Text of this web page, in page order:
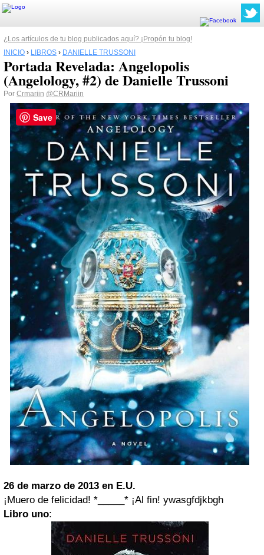
¿Los artículos de tu blog publicados aquí? ¡Propón tu blog!
INICIO › LIBROS › DANIELLE TRUSSONI
Portada Revelada: Angelopolis
(Angelology, #2) de Danielle Trussoni
Por Crmariin @CRMariin
26 de marzo de 2013 en E.U.
¡Muero de felicidad! *_____* ¡Al fin! ywasgfdjkbgh
Libro uno:
Save